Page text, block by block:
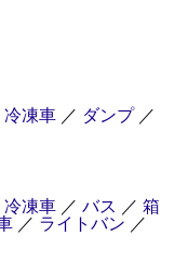
冷凍車 ／ ダンプ ／
冷凍車 ／ バス ／ 箱
／ ライトバン ／